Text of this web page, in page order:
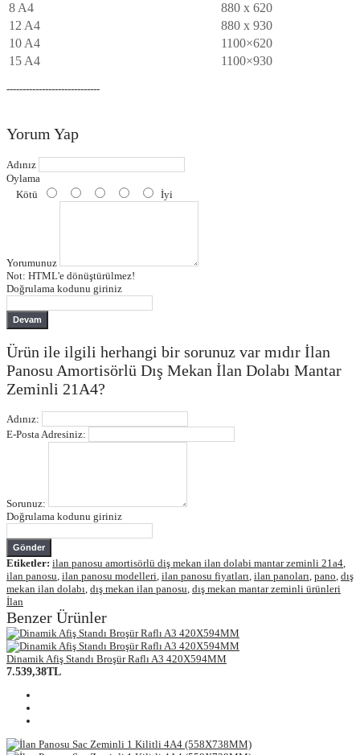
8 A4
880 x 620
12 A4
880 x 930
10 A4
1100×620
15 A4
1100×930
-----------------------------
Yorum Yap
Adınız
Oylama
Kötü
İyi
Yorumunuz
Not: HTML'e dönüştürülmez!
Doğrulama kodunu giriniz
Devam
Ürün ile ilgili herhangi bir sorunuz var mıdır İlan
Panosu Amortisörlü Dış Mekan İlan Dolabı Mantar
Zeminli 21A4?
Adınız:
E-Posta Adresiniz:
Sorunuz:
Doğrulama kodunu giriniz
Gönder
Etiketler: ilan panosu amortisörlü diş mekan ilan dolabi mantar zeminli 21a4,
ilan panosu, ilan panosu modelleri, ilan panosu fiyatları, ilan panoları, pano, dış
mekan ilan dolabı, dış mekan ilan panosu, dış mekan mantar zeminli ürünleri
İlan
Benzer Ürünler
Dinamik Afiş Standı Broşür Raflı A3 420X594MM
7.539,38TL